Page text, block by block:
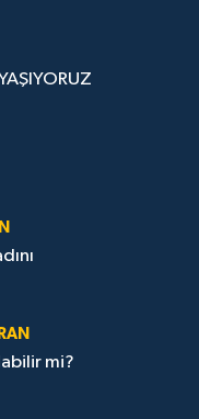
mi?